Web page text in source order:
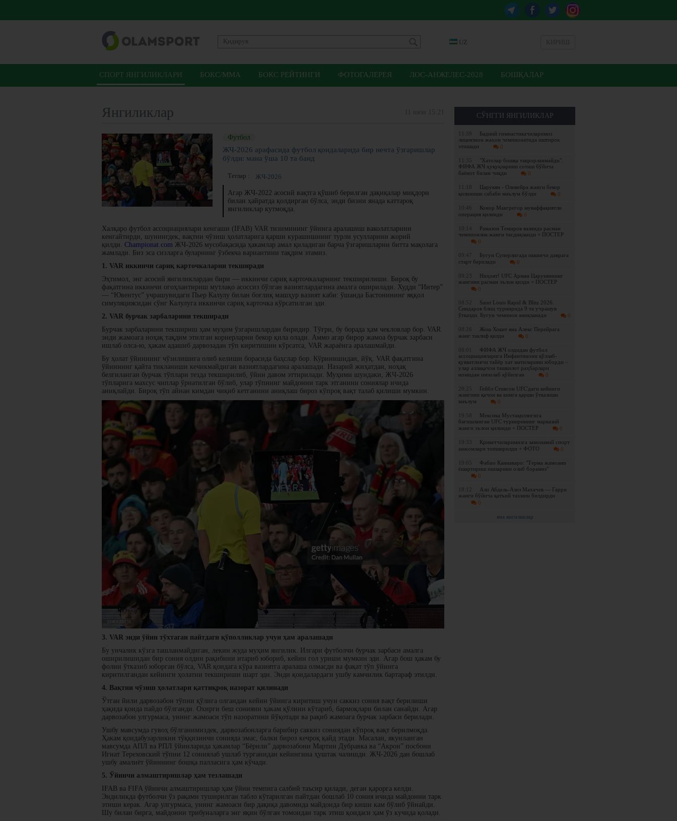
UZ
СПОРТ ЯНГИЛИКЛАРИ БОКС/ММА БОКС РЕЙТИНГИ ФОТОГАЛЕРЕЯ ЛОС-АНЖЕЛЕС-2028 БОШҚАЛАР
СЎНГГИ ЯНГИЛИКЛАР
11:59
Бадиий гимнастикачиларимиз
лицензион жаҳон чемпионатида иштирок
этишади
0
11:35
"Хатолар бошқа такрорланмайди".
ФИФА ЖЧ ҳуқуқларини сотиш бўйича
баёнот билан чиқди
0
11:18
Царукян - Оливейра жанги бекор
қилиниши сабаби маълум бўлди
0
10:46
Конор Макгрегор муваффақиятли
операция қилинди
0
10:14
Рамазон Темиров вазнида расман
чемпионлик жанги тасдиқланди + ПОСТЕР
0
09:47
Бугун Суперлигада иккинчи даврага
старт берилади
0
09:23
Ниҳоят! UFC Арман Царукяннинг
жангини расман эълон қилди + ПОСТЕР
0
08:52
Saint Louis Rapid & Blitz 2026.
Синдаров блиц турнирида 9 та учрашув
ўтказди. Бугун чемпион аниқланади
0
08:26
Жош Хокит яна Алекс Перейрага
жанг таклиф қилди
0
08:01
ФИФА ЖЧ олдидан футбол
ассоциацияларига Инфантинони қўллаб-
қувватловчи тайёр хат матнларини юборди –
улар аллақачон ташкилот раҳбарлари
номидан имзолаб қўйилган
0
20:25
Гейбл Стивсон UFC'даги кейинги
жангини қачон ва кимга қарши ўтказиши
маълум
0
19:58
Мексика Мустақиллигига
бағишланган UFC турнирининг марказий
жанги эълон қилинди + ПОСТЕР
0
19:33
Крикетчиларимизга замонавий спорт
анжомлари топширилди + ФОТО
0
19:05
Фабио Каннаваро: "Терма жамоани
ёшартириш ишларини олиб борамиз"
0
18:12
Али Абдель-Азиз Махачев — Гарри
жанги бўйича қатъий тахмин билдирди
0
яна янгиликлар
Янгиликлар
Футбол
ЖЧ-2026 арафасида футбол қоидаларида бир нечта ўзгаришлар
бўлди: мана ўша 10 та банд
Теглар : ЖЧ-2026
Агар ЖЧ-2022 асосий вақтга қўшиб берилган дақиқалар миқдори
билан ҳайратда қолдирган бўлса, энди бизни янада каттароқ
янгиликлар кутмоқда.
Халқаро футбол ассоциациялари кенгаши (IFAB) VAR тизимининг ўйинга аралашиш ваколатларини
кенгайтирди, шунингдек, вақтни чўзиш ҳолатларига қарши курашишнинг турли усулларини жорий
қилди. Championat.com ЖЧ-2026 мусобақасида ҳакамлар амал қиладиган барча ўзгаришларни битта мақолага
жамлади. Биз эса сизларга буларнинг ўзбекча вариантини тақдим этамиз.
1. VAR иккинчи сариқ карточкаларни текширади
Эҳтимол, энг асосий янгиликлардан бири — иккинчи сариқ карточкаларнинг текширилиши. Бироқ бу
фақатгина иккинчи огоҳлантириш мутлақо асоссиз бўлган вазиятлардагина амалга оширилади. Худди “Интер”
— “Ювентус” учрашувидаги Пьер Калулу билан боғлиқ машҳур вазият каби: ўшанда Бастонининг яққол
симуляциясидан сўнг Калулуга иккинчи сариқ карточка кўрсатилган эди.
2. VAR бурчак зарбаларини текширади
Бурчак зарбаларини текшириш ҳам муҳим ўзгаришлардан биридир. Тўғри, бу борада ҳам чекловлар бор. VAR
энди жамоага ноҳақ тақдим этилган корнерларни бекор қила олади. Аммо агар бирор жамоа бурчак зарбаси
ишлаб олса-ю, ҳакам адашиб дарвозадан тўп киритишни кўрсатса, VAR жараёнга аралашмайди.
Бу ҳолат ўйиннинг чўзилишига олиб келиши борасида баҳслар бор. Кўринишидан, йўқ. VAR фақатгина
ўйиннинг қайта тикланиши кечикмайдиган вазиятлардагина аралашади. Назарий жиҳатдан, ноҳақ
белгиланган бурчак тўплари тезда текширилиб, ўйин давом эттирилади. Муҳими шундаки, ЖЧ-2026
тўпларига махсус чиплар ўрнатилган бўлиб, улар тўпнинг майдонни тарк этганини сониялар ичида
аниқлайди. Бироқ тўп айнан кимдан чиқиб кетганини аниқлаш бироз кўпроқ вақт талаб қилиши мумкин.
3. VAR энди ўйин тўхтаган пайтдаги қўполликлар учун ҳам аралашади
Бу унчалик кўзга ташланмайдиган, лекин жуда муҳим янгилик. Илгари футболчи бурчак зарбаси амалга
оширилишидан бир сония олдин рақибини итариб юбориб, кейин гол уриши мумкин эди. Агар бош ҳакам бу
фолни ўтказиб юборган бўлса, VAR қоидага кўра вазиятга аралаша олмасди ва фақат тўп ўйинга
киритилгандан кейинги ҳолатни текшириши шарт эди. Энди қоидалардаги ушбу камчилик бартараф этилди.
4. Вақтни чўзиш ҳолатлари қаттиқроқ назорат қилинади
Ўтган йили дарвозабон тўпни қўлига олгандан кейин ўйинга киритиш учун саккиз сония вақт берилиши
ҳақида қоида пайдо бўлганди. Охирги беш сонияни ҳакам қўлини кўтариб, бармоқлари билан санайди. Агар
дарвозабон улгурмаса, унинг жамоаси тўп назоратини йўқотади ва рақиб жамоага бурчак зарбаси берилади.
Ушбу мавсумда гувоҳ бўлганимиздек, дарвозабонларга барибир саккиз сониядан кўпроқ вақт берилмоқда.
Ҳакам қоидабузарликни тўққизинчи сонияда эмас, балки бироз кечроқ қайд этади. Масалан, якунланган
мавсумда АПЛ ва РПЛ ўйинларида ҳакамлар “Бёрнли” дарвозабони Мартин Дубравка ва “Акрон” посбони
Игнат Тереховский тўпни 12 сониялаб ушлаб турганидан кейингина ҳуштак чалишди. ЖЧ-2026 дан бошлаб
ушбу амалиёт ўйиннинг бошқа палласига ҳам кўчади.
5. Ўйинчи алмаштиришлар ҳам тезлашади
IFAB ва FIFA ўйинчи алмаштиришлар ҳам ўйин темпига салбий таъсир қилади, деган қарорга келди.
Эндиликда футболчи ўз рақами туширилган табло кўтарилган пайтдан бошлаб 10 сония ичида майдонни тарк
этиши керак. Агар улгурмаса, унинг жамоаси бир дақиқа давомида майдонда бир киши кам бўлиб ўйнайди.
Шу билан бирга, майдонни трибуналарга энг яқин бўлган томондан тарк этиш қоидаси ҳам ўз кучида қолади.